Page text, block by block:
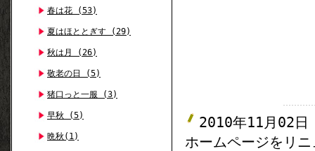
春は花 (53)
夏はほととぎす (29)
秋は月 (26)
敬老の日 (5)
猪口っと一服 (3)
早秋 (5)
晩秋(1)
2010年11月02日
ホームページをリ